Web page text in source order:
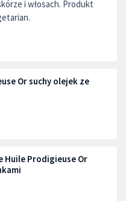
i włosach. Produkt
Or suchy olejek ze
Huile Prodigieuse Or